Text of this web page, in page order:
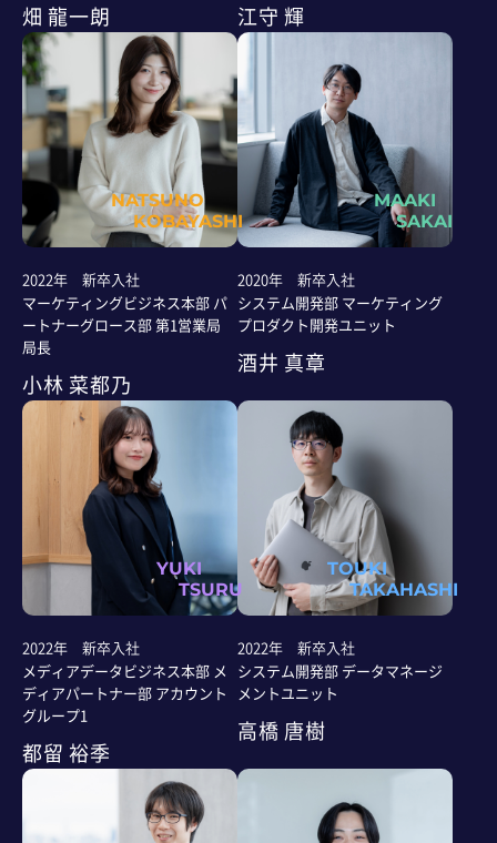
畑 龍一朗 江守 輝
NATSUNO
KOBAYASHI
2022年 新卒入社
マーケティングビジネス本部 パ
ートナーグロース部 第1営業局
局長
小林 菜都乃
MAAKI
SAKAI
2020年 新卒入社
システム開発部 マーケティング
プロダクト開発ユニット
酒井 真章
YUKI
TSURU
2022年 新卒入社
メディアデータビジネス本部 メ
ディアパートナー部 アカウント
グループ1
都留 裕季
TOUKI
TAKAHASHI
2022年 新卒入社
システム開発部 データマネージ
メントユニット
高橋 唐樹